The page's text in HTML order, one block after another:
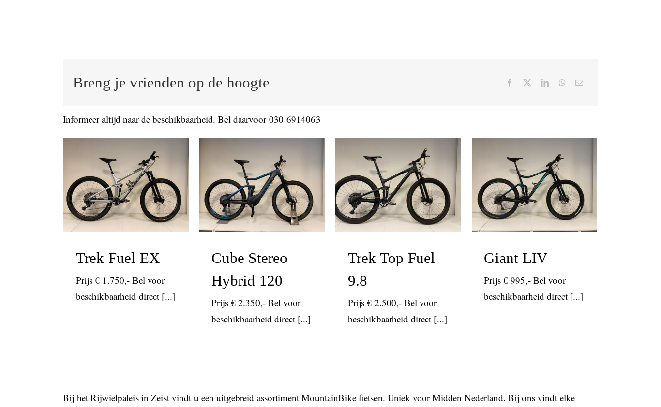
Breng je vrienden op de hoogte
Informeer altijd naar de beschikbaarheid. Bel daarvoor030 6914063
Trek Fuel EX
mtb tot 2000
Trek Fuel EX
Prijs € 1.750,- Bel voor
beschikbaarheid direct [...]
Cube Stereo
Hybrid 120
elektrisch mtb
Cube Stereo
Hybrid 120
Prijs € 2.350,- Bel voor
beschikbaarheid direct [...]
Trek Top Fuel
9.8
mtb
Trek Top Fuel
9.8
Prijs € 2.500,- Bel voor
beschikbaarheid direct [...]
Giant LIV
mtb Speciaal uitgelicht tot 1000
Giant LIV
Prijs € 995,- Bel voor
beschikbaarheid direct [...]
Bij het Rijwielpaleis in Zeist vindt u een uitgebreid assortiment MountainBike fietsen. Uniek voor Midden Nederland. Bij ons vindt elke